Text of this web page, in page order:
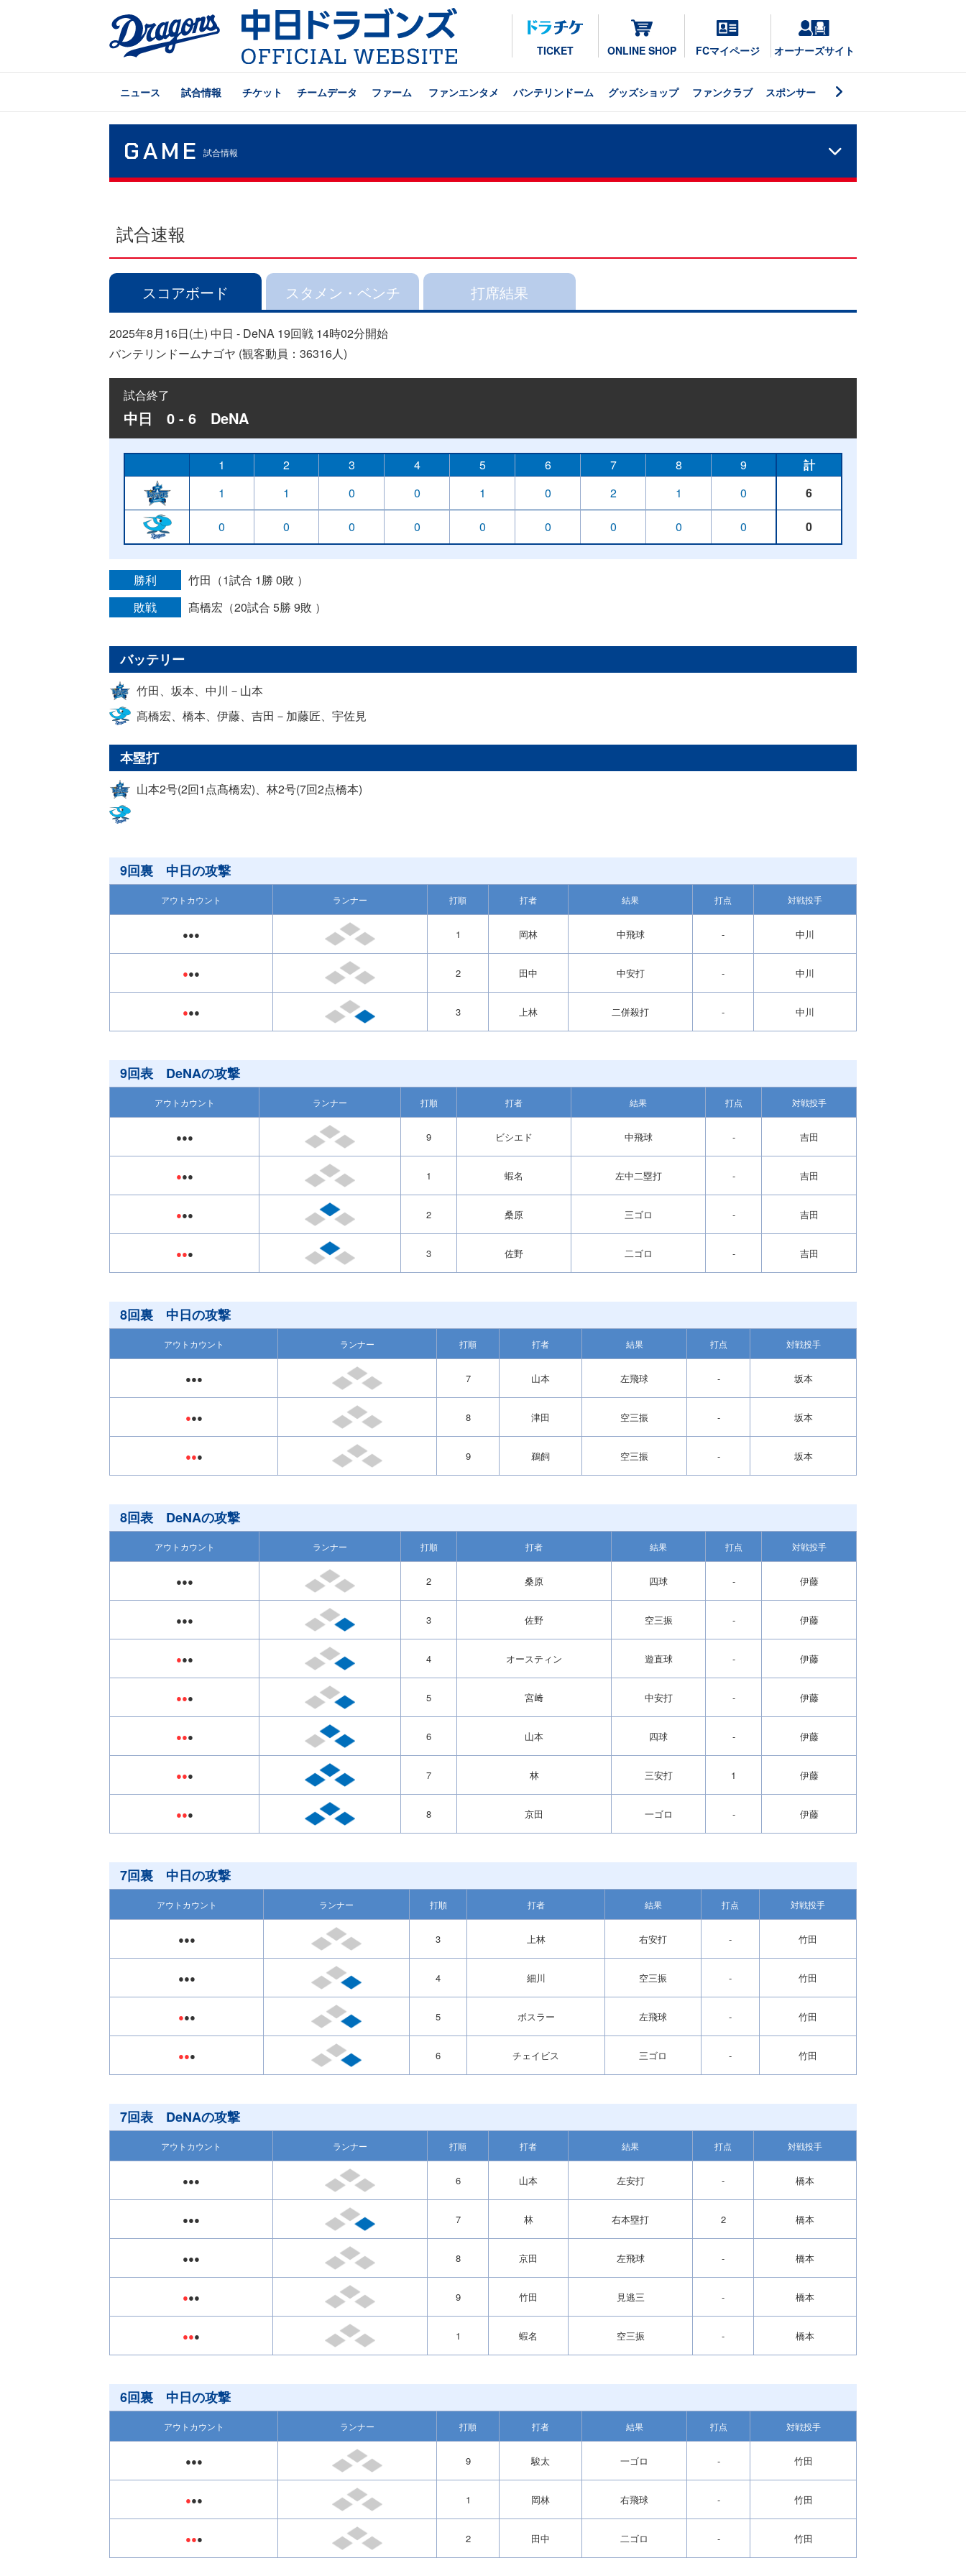
TICKET ONLINE SHOP FCマイページ オーナーズサイト
ニュース 試合情報 チケット チームデータ ファーム ファンエンタメ バンテリンドーム グッズショップ ファンクラブ スポンサー
GAME 試合情報
試合速報
スコアボード スタメン・ベンチ 打席結果
2025年8月16日(土) 中日 - DeNA 19回戦 14時02分開始
バンテリンドームナゴヤ (観客動員：36316人)
試合終了
中日 0 - 6 DeNA
1 2 3 4 5 6 7 8 9
計
1
1 0 0 1 0 2 1 0 6
0 0 0 0 0 0 0 0 0 0
勝利
竹田（1試合 1勝 0敗 ）
敗戦
髙橋宏（20試合 5勝 9敗 ）
バッテリー
竹田、坂本、中川－山本
髙橋宏、橋本、伊藤、吉田－加藤匠、宇佐見
本塁打
山本2号(2回1点髙橋宏)、林2号(7回2点橋本)
9回裏 中日の攻撃
アウトカウント ランナー 打順 打者 結果 打点 対戦投手
●●● 1 岡林 中飛球 - 中川
●●● 2 田中 中安打 - 中川
●●● 3 上林 二併殺打 - 中川
9回表 DeNAの攻撃
アウトカウント ランナー 打順 打者 結果 打点 対戦投手
●●● 9 ビシエド 中飛球 - 吉田
●●● 1 蝦名 左中二塁打 - 吉田
●●● 2 桑原 三ゴロ - 吉田
●●● 3 佐野 二ゴロ - 吉田
8回裏 中日の攻撃
アウトカウント ランナー 打順 打者 結果 打点 対戦投手
●●● 7 山本 左飛球 - 坂本
●●● 8 津田 空三振 - 坂本
●●● 9 鵜飼 空三振 - 坂本
8回表 DeNAの攻撃
アウトカウント ランナー 打順 打者 結果 打点 対戦投手
●●● 2 桑原 四球 - 伊藤
●●● 3 佐野 空三振 - 伊藤
●●● 4 オースティン 遊直球 - 伊藤
●●● 5 宮﨑 中安打 - 伊藤
●●● 6 山本 四球 - 伊藤
●●● 7 林 三安打 1 伊藤
●●● 8 京田 一ゴロ - 伊藤
7回裏 中日の攻撃
アウトカウント ランナー 打順 打者 結果 打点 対戦投手
●●● 3 上林 右安打 - 竹田
●●● 4 細川 空三振 - 竹田
●●● 5 ボスラー 左飛球 - 竹田
●●● 6 チェイビス 三ゴロ - 竹田
7回表 DeNAの攻撃
アウトカウント ランナー 打順 打者 結果 打点 対戦投手
●●● 6 山本 左安打 - 橋本
●●● 7 林 右本塁打 2 橋本
●●● 8 京田 左飛球 - 橋本
●●● 9 竹田 見逃三 - 橋本
●●● 1 蝦名 空三振 - 橋本
6回裏 中日の攻撃
アウトカウント ランナー 打順 打者 結果 打点 対戦投手
●●● 9 駿太 一ゴロ - 竹田
●●● 1 岡林 右飛球 - 竹田
●●● 2 田中 二ゴロ - 竹田